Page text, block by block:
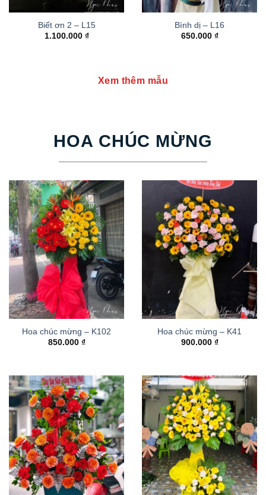
Biết ơn 2 – L15
1.100.000 ₫
Bình dị – L16
650.000 ₫
Xem thêm mẫu
HOA CHÚC MỪNG
Hoa chúc mừng – K102
850.000 ₫
Hoa chúc mừng – K41
900.000 ₫